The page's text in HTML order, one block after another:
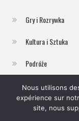
Gry i Rozrywka
Kultura i Sztuka
Podróże
Technologia
Zdrowie i Uroda
Nous utilisons
expérience sur
site, nous